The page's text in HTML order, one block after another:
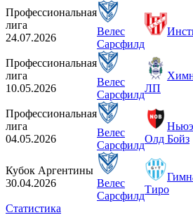
Профессиональная
лига
24.07.2026
Велес
Сарсфилд
Профессиональная
лига
10.05.2026
Велес
Сарсфилд
ЛП
Профессиональная
лига
04.05.2026
Велес
Сарсфилд
Олд Бойз
Кубок Аргентины
30.04.2026
Велес
Сарсфилд
Тиро
Статистика